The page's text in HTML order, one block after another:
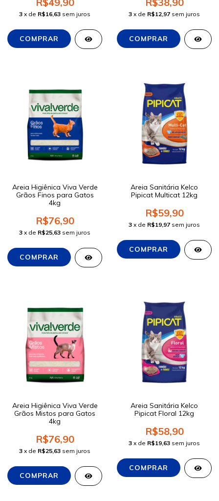
3 x de R$16,63 sem juros 3 x de R$12,97 sem juros
Areia Higiênica Viva Verde
Grãos Finos para Gatos
4kg
R$76,90
3 x de R$25,63 sem juros
Areia Sanitária Kelco
Pipicat Multicat 12kg
R$59,90
3 x de R$19,97 sem juros
Areia Higiênica Viva Verde
Grãos Mistos para Gatos
4kg
R$76,90
3 x de R$25,63 sem juros
Areia Sanitária Kelco
Pipicat Floral 12kg
R$58,90
3 x de R$19,63 sem juros